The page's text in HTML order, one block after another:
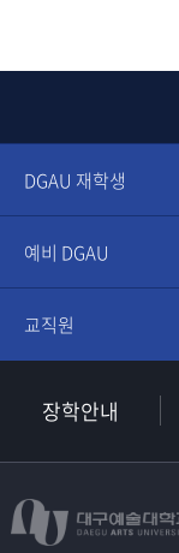
DGAU 재학생
예비 DGAU
교직원
장학안내